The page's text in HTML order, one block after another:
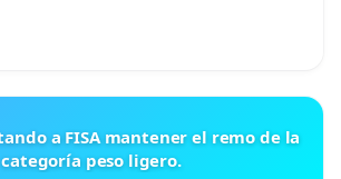
categoría peso ligero.